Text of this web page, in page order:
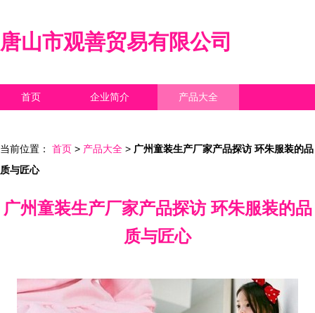
唐山市观善贸易有限公司
首页 企业简介 产品大全
当前位置： 首页 > 产品大全 > 广州童装生产厂家产品探访 环朱服装的品
质与匠心
广州童装生产厂家产品探访 环朱服装的品
质与匠心